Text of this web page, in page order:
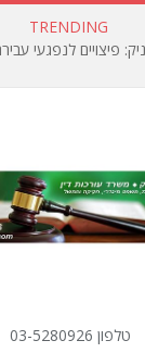
TRENDING
טלפון 03-5280926